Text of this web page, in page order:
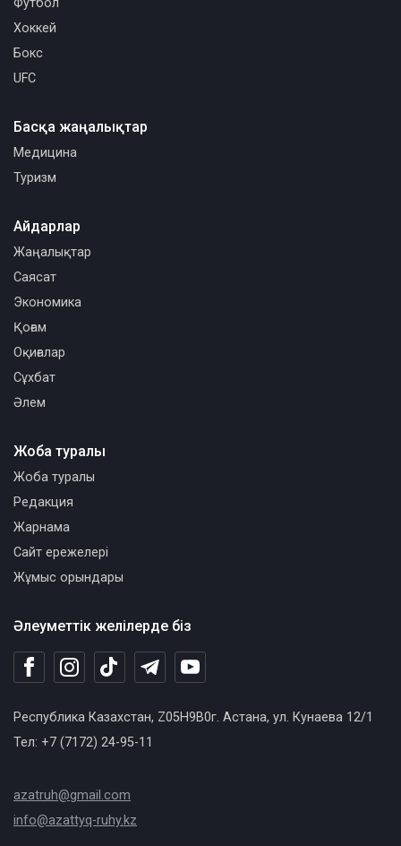
Хоккей
Бокс
UFC
Басқа жаңалықтар
Медицина
Туризм
Әлеуметтік желілерде біз
Республика Казахстан, Z05H9B0г. Астана, ул. Кунаева 12/1
Тел: +7 (7172) 24-95-11
azatruh@gmail.com
info@azattyq-ruhy.kz
Айдарлар
Жаңалықтар
Саясат
Экономика
Қоғам
Оқиғалар
Сұхбат
Әлем
Жоба туралы
Жоба туралы
Редакция
Жарнама
Сайт ережелері
Жұмыс орындары